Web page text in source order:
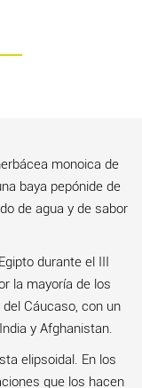
monoica de
baya pepónide de
de agua y de sabor
durante el III
la mayoría de los
Cáucaso, con un
y Afghanistan.
elipsoidal. En los
que los hacen